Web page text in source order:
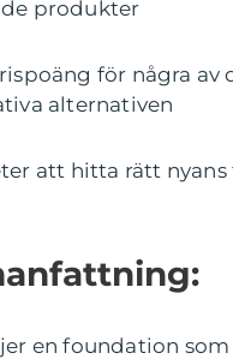
produkter
för några av
alternativen
att hitta rätt nyans
en foundation